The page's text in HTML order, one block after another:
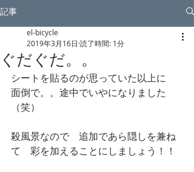
記事
ぐだぐだ。。
el-bicycle
2019年3月16日 読了時間: 1分
シートを貼るのが思っていた以上に
面倒で。。途中でいやになりました
（笑）
殺風景なので　追加であら隠しを兼ね
て　彩を加えることにしましょう！！